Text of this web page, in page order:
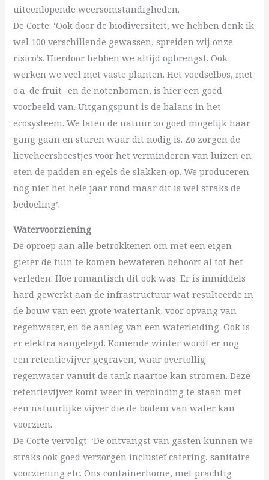
uiteenlopende weersomstandigheden.
De Corte: ‘Ook door de biodiversiteit, we hebben denk ik
wel 100 verschillende gewassen, spreiden wij onze
risico’s. Hierdoor hebben we altijd opbrengst. Ook
werken we veel met vaste planten. Het voedselbos, met
o.a. de fruit- en de notenbomen, is hier een goed
voorbeeld van. Uitgangspunt is de balans in het
ecosysteem. We laten de natuur zo goed mogelijk haar
gang gaan en sturen waar dit nodig is. Zo zorgen de
lieveheersbeestjes voor het verminderen van luizen en
eten de padden en egels de slakken op. We produceren
nog niet het hele jaar rond maar dit is wel straks de
bedoeling’.
Watervoorziening
De oproep aan alle betrokkenen om met een eigen
gieter de tuin te komen bewateren behoort al tot het
verleden. Hoe romantisch dit ook was. Er is inmiddels
hard gewerkt aan de infrastructuur wat resulteerde in
de bouw van een grote watertank, voor opvang van
regenwater, en de aanleg van een waterleiding. Ook is
er elektra aangelegd. Komende winter wordt er nog
een retentievijver gegraven, waar overtollig
regenwater vanuit de tank naartoe kan stromen. Deze
retentievijver komt weer in verbinding te staan met
een natuurlijke vijver die de bodem van water kan
voorzien.
De Corte vervolgt: ‘De ontvangst van gasten kunnen we
straks ook goed verzorgen inclusief catering, sanitaire
voorziening etc. Ons containerhome, met prachtig